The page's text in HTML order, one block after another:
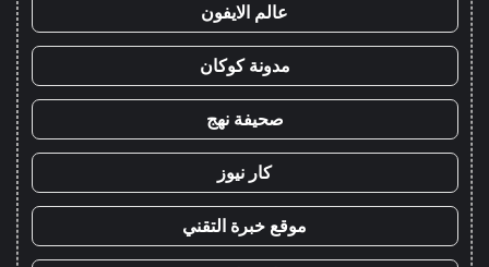
عالم الايفون
مدونة كوكان
صحيفة نهج
كار نيوز
موقع خبرة التقني